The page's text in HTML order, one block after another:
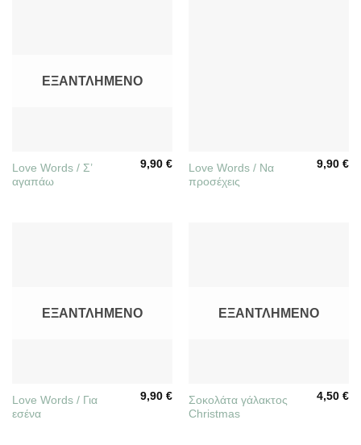
ΕΞΑΝΤΛΗΜΈΝΟ
Love Words / Σ’
αγαπάω
9,90€
Love Words / Να
προσέχεις
9,90€
ΕΞΑΝΤΛΗΜΈΝΟ
Love Words / Για
εσένα
9,90€
ΕΞΑΝΤΛΗΜΈΝΟ
Σοκολάτα γάλακτος
Christmas
4,50€